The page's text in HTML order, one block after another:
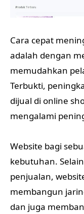
Cara cepat
adalah dengan
memudahkan
Terbukti,
dijual di online
mengalami
Website bagi
kebutuhan.
penjualan,
membangun
dan juga